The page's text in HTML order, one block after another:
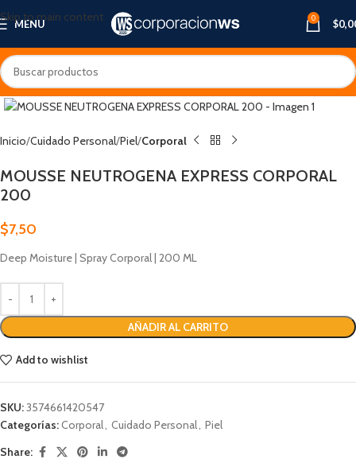
Skip to main content
MENU 0 $
Inicio Cuidado Personal Piel Corporal
MOUSSE NEUTROGENA EXPRESS CORPORAL
200
$7,50
Deep Moisture | Spray Corporal | 200 ML
AÑADIR AL CARRITO
Add to wishlist
SKU:3574661420547
Categorías:Corporal Cuidado Personal Piel
Share: